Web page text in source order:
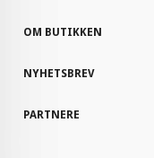
OM BUTIKKEN
NYHETSBREV
PARTNERE